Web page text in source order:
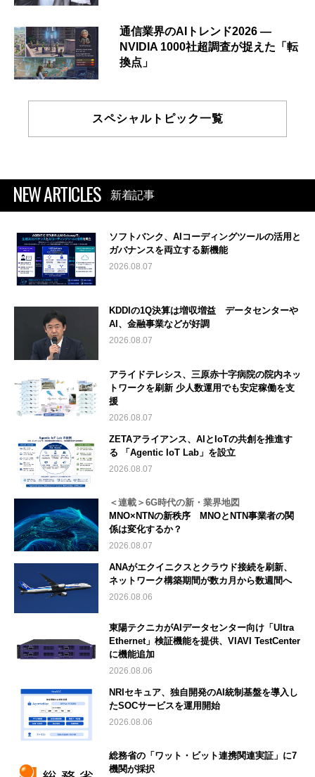
通信業界のAIトレンド2026 ―
NVIDIA 1000社超調査が捉えた「転
換点」
スペシャルトピック一覧
NEW ARTICLES 新着記事
ソフトバンク、AIコーディングツールの活用と
ガバナンスを両立する新機能
2026.08.07
KDDIの1Q決算は増収増益 データセンターや
AI、金融事業などが好調
2026.08.07
アライドテレシス、三原赤十字病院の院内ネッ
トワークを刷新 少人数運用でも安定稼働を支
援
2026.08.07
ZETAアライアンス、AIとIoTの共創を推進す
る 「Agentic IoT Lab」を設立
2026.08.07
＜連載＞6G時代の新・業界地図
MNO×NTNの新秩序 MNOとNTN事業者の関
係は変化するか？
2026.08.07
ANAがエクイニクスとクラウド接続を刷新、
ネットワーク構築期間が数カ月から数週間へ
2026.08.06
東陽テクニカがAIデータセンター向け「Ultra
Ethernet」検証機能を提供、VIAVI TestCenter
に機能追加
2026.08.06
NRIセキュア、独自開発のAI統制基盤を導入し
たSOCサービスを運用開始
2026.08.06
総務省の「ワット・ビット連携関連実証」に7
機関が採択